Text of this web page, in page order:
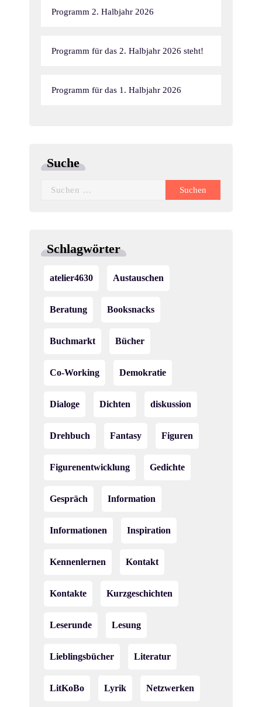
Programm 2. Halbjahr 2026
Programm für das 2. Halbjahr 2026 steht!
Programm für das 1. Halbjahr 2026
Suche
Suchen
Schlagwörter
atelier4630 Austauschen
Beratung Booksnacks
Buchmarkt Bücher
Co-Working Demokratie
Dialoge Dichten diskussion
Drehbuch Fantasy Figuren
Figurenentwicklung Gedichte
Gespräch Information
Informationen Inspiration
Kennenlernen Kontakt
Kontakte Kurzgeschichten
Leserunde Lesung
Lieblingsbücher Literatur
LitKoBo Lyrik Netzwerken